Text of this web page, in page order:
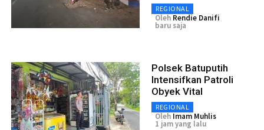
REGIONAL
Oleh Rendie Danifi
baru saja
Polsek Batuputih
Intensifkan Patroli
Obyek Vital
REGIONAL
Oleh Imam Muhlis
1 jam yang lalu